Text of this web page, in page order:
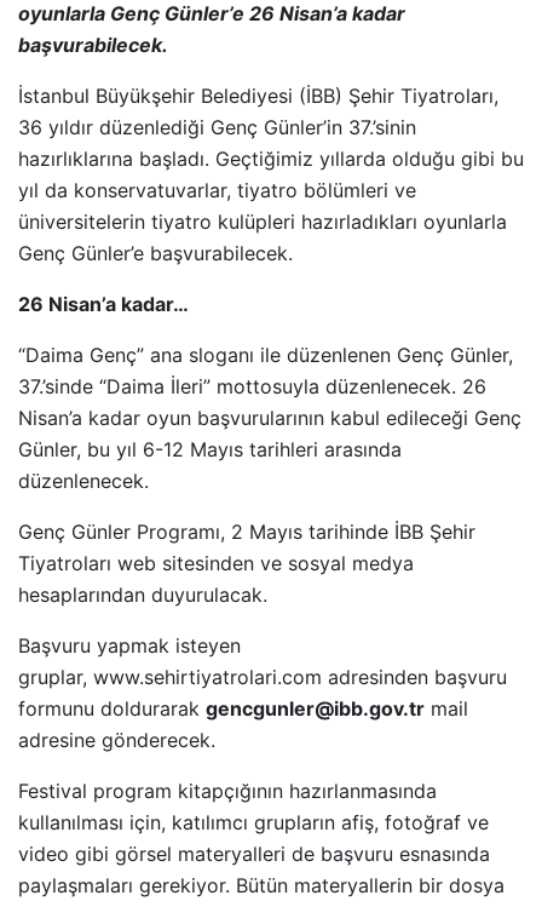
oyunlarla Genç Günler’e 26 Nisan’a kadar
başvurabilecek.
İstanbul Büyükşehir Belediyesi (İBB) Şehir Tiyatroları,
36 yıldır düzenlediği Genç Günler’in 37.’sinin
hazırlıklarına başladı. Geçtiğimiz yıllarda olduğu gibi bu
yıl da konservatuvarlar, tiyatro bölümleri ve
üniversitelerin tiyatro kulüpleri hazırladıkları oyunlarla
Genç Günler’e başvurabilecek.
26 Nisan’a kadar…
“Daima Genç” ana sloganı ile düzenlenen Genç Günler,
37.’sinde “Daima İleri” mottosuyla düzenlenecek. 26
Nisan’a kadar oyun başvurularının kabul edileceği Genç
Günler, bu yıl 6-12 Mayıs tarihleri arasında
düzenlenecek.
Genç Günler Programı, 2 Mayıs tarihinde İBB Şehir
Tiyatroları web sitesinden ve sosyal medya
hesaplarından duyurulacak.
Başvuru yapmak isteyen
gruplar, www.sehirtiyatrolari.com adresinden başvuru
formunu doldurarak gencgunler@ibb.gov.tr mail
adresine gönderecek.
Festival program kitapçığının hazırlanmasında
kullanılması için, katılımcı grupların afiş, fotoğraf ve
video gibi görsel materyalleri de başvuru esnasında
paylaşmaları gerekiyor. Bütün materyallerin bir dosya